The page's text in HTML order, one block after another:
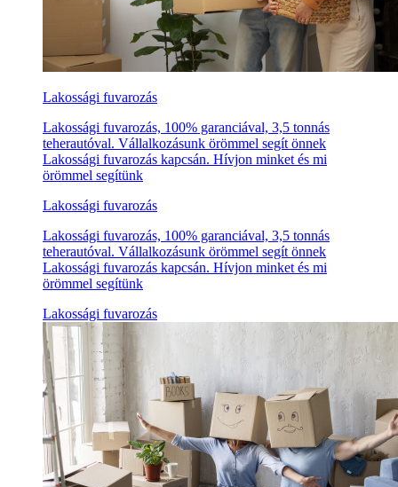
Lakossági fuvarozás
Lakossági fuvarozás, 100% garanciával, 3,5 tonnás
teherautóval. Vállalkozásunk örömmel segít önnek
Lakossági fuvarozás kapcsán. Hívjon minket és mi
örömmel segítünk
Lakossági fuvarozás
Lakossági fuvarozás, 100% garanciával, 3,5 tonnás
teherautóval. Vállalkozásunk örömmel segít önnek
Lakossági fuvarozás kapcsán. Hívjon minket és mi
örömmel segítünk
Lakossági fuvarozás